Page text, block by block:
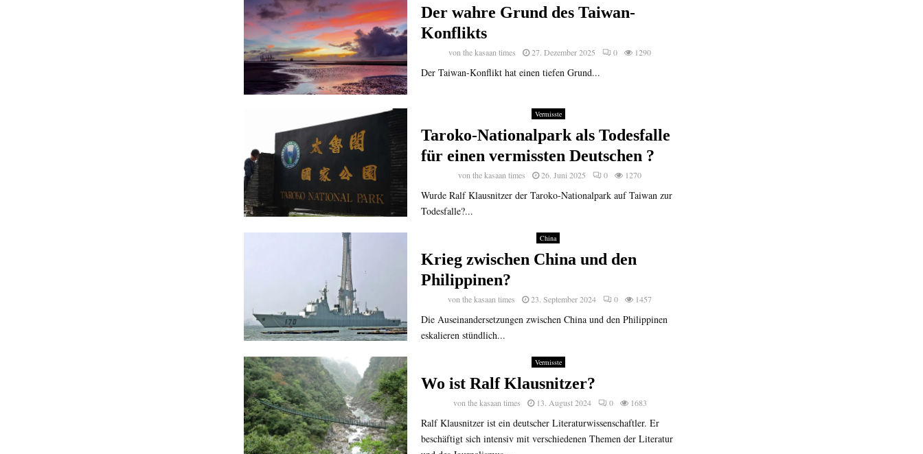
Der wahre Grund des Taiwan-
Konflikts
vonthe kasaan times 27. Dezember 2025 0 1290
Der Taiwan-Konflikt hat einen tiefen Grund...
Vermisste
Taroko-Nationalpark als Todesfalle
für einen vermissten Deutschen ?
vonthe kasaan times 26. Juni 2025 0 1270
Wurde Ralf Klausnitzer der Taroko-Nationalpark auf Taiwan zur
Todesfalle?...
China
Krieg zwischen China und den
Philippinen?
vonthe kasaan times 23. September 2024 0 1457
Die Auseinandersetzungen zwischen China und den Philippinen
eskalieren stündlich...
Vermisste
Wo ist Ralf Klausnitzer?
von the kasaan times 13. August 2024 0 1683
Ralf Klausnitzer ist ein deutscher Literaturwissenschaftler. Er
beschäftigt sich intensiv mit verschiedenen Themen der Literatur